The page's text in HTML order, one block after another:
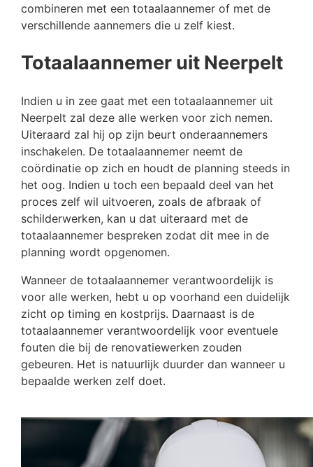
combineren met een totaalaannemer of met de
verschillende aannemers die u zelf kiest.
Totaalaannemer uit Neerpelt
Indien u in zee gaat met een totaalaannemer uit
Neerpelt zal deze alle werken voor zich nemen.
Uiteraard zal hij op zijn beurt onderaannemers
inschakelen. De totaalaannemer neemt de
coördinatie op zich en houdt de planning steeds in
het oog. Indien u toch een bepaald deel van het
proces zelf wil uitvoeren, zoals de afbraak of
schilderwerken, kan u dat uiteraard met de
totaalaannemer bespreken zodat dit mee in de
planning wordt opgenomen.
Wanneer de totaalaannemer verantwoordelijk is
voor alle werken, hebt u op voorhand een duidelijk
zicht op timing en kostprijs. Daarnaast is de
totaalaannemer verantwoordelijk voor eventuele
fouten die bij de renovatiewerken zouden
gebeuren. Het is natuurlijk duurder dan wanneer u
bepaalde werken zelf doet.